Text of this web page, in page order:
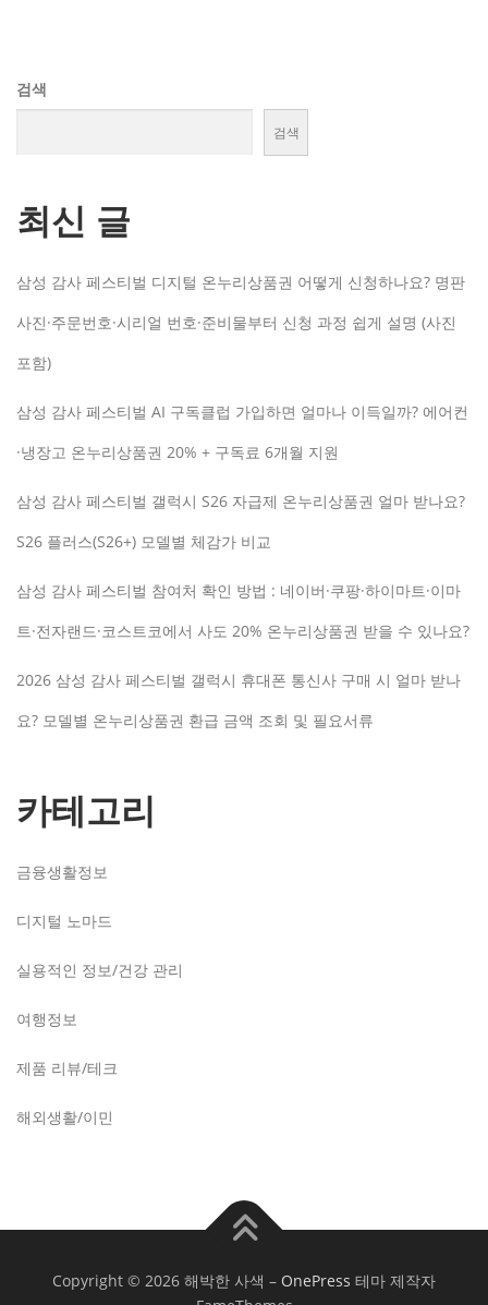
검색
검색
최신 글
삼성 감사 페스티벌 디지털 온누리상품권 어떻게 신청하나요? 명판
사진·주문번호·시리얼 번호·준비물부터 신청 과정 쉽게 설명 (사진
포함)
삼성 감사 페스티벌 AI 구독클럽 가입하면 얼마나 이득일까? 에어컨
·냉장고 온누리상품권 20% + 구독료 6개월 지원
삼성 감사 페스티벌 갤럭시 S26 자급제 온누리상품권 얼마 받나요?
S26 플러스(S26+) 모델별 체감가 비교
삼성 감사 페스티벌 참여처 확인 방법 : 네이버·쿠팡·하이마트·이마
트·전자랜드·코스트코에서 사도 20% 온누리상품권 받을 수 있나요?
2026 삼성 감사 페스티벌 갤럭시 휴대폰 통신사 구매 시 얼마 받나
요? 모델별 온누리상품권 환급 금액 조회 및 필요서류
카테고리
금융생활정보
디지털 노마드
실용적인 정보/건강 관리
여행정보
제품 리뷰/테크
해외생활/이민
Copyright © 2026 해박한 사색 – OnePress 테마 제작자